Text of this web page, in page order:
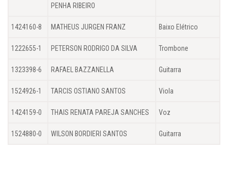
PENHA RIBEIRO
1424160-8 MATHEUS JURGEN FRANZ Baixo Elétrico
1222655-1 PETERSON RODRIGO DA SILVA Trombone
1323398-6 RAFAEL BAZZANELLA Guitarra
1524926-1 TARCIS OSTIANO SANTOS Viola
1424159-0 THAIS RENATA PAREJA SANCHES Voz
1524880-0 WILSON BORDIERI SANTOS Guitarra